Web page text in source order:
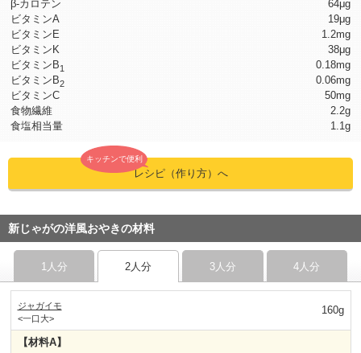
β-カロテン
64μg
ビタミンA
19μg
ビタミンE
1.2mg
ビタミンK
38μg
ビタミンB1
0.18mg
ビタミンB2
0.06mg
ビタミンC
50mg
食物繊維
2.2g
食塩相当量
1.1g
キッチンで便利
レシピ（作り方）へ
新じゃがの洋風おやきの材料
1人分 2人分 3人分 4人分
ジャガイモ
<一口大>
160g
【材料A】